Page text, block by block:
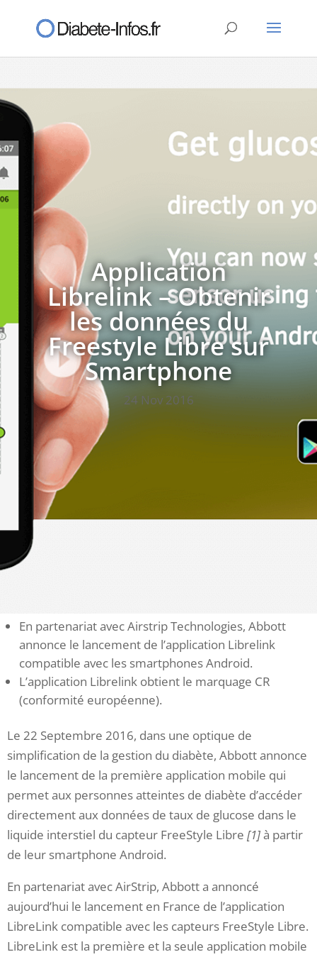
Application
Librelink – Obtenir
les données du
Freestyle Libre sur
Smartphone
24 Nov 2016
En partenariat avec Airstrip Technologies, Abbott
annonce le lancement de l’application Librelink
compatible avec les smartphones Android.
L’application Librelink obtient le marquage CR
(conformité européenne).
Le 22 Septembre 2016, dans une optique de
simplification de la gestion du diabète, Abbott annonce
le lancement de la première application mobile qui
permet aux personnes atteintes de diabète d’accéder
directement aux données de taux de glucose dans le
liquide interstiel du capteur FreeStyle Libre [1]à partir
de leur smartphone Android.
En partenariat avec AirStrip, Abbott a annoncé
aujourd’hui le lancement en France de l’application
LibreLink compatible avec les capteurs FreeStyle Libre.
LibreLink est la première et la seule application mobile